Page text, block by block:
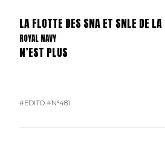
LA FLOTTE DES SNA ET SNLE DE LA
ROYAL NAVY
N’EST PLUS
#EDITO #N°481